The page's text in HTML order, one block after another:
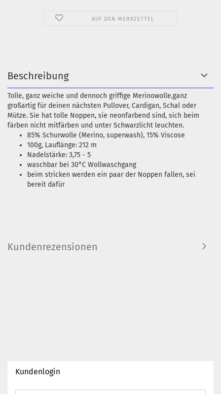
AUF DEN MERKZETTEL
Beschreibung
Tolle, ganz weiche und dennoch griffige Merinowolle,ganz
großartig für deinen nächsten Pullover, Cardigan, Schal oder
Mütze. Sie hat tolle Noppen, sie neonfarbend sind, sich beim
färben nicht mitfärben und unter Schwarzlicht leuchten.
85% Schurwolle (Merino, superwash), 15% Viscose
100g, Lauflänge: 212 m
Nadelstärke: 3,75 - 5
waschbar bei 30°C Wollwaschgang
beim stricken werden ein paar der Noppen fallen, sei
bereit dafür
Kundenrezensionen
Kundenlogin